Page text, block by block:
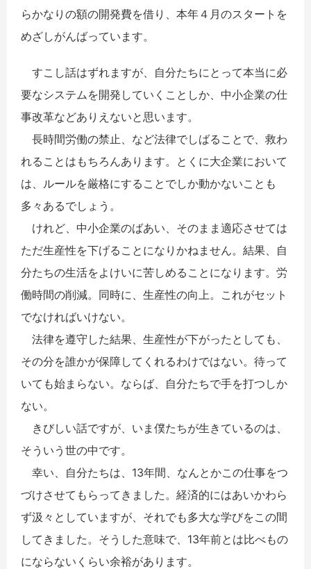
らかなりの額の開発費を借り、本年４月のスタートを
めざしがんばっています。
すこし話はずれますが、自分たちにとって本当に必
要なシステムを開発していくことしか、中小企業の仕
事改革などありえないと思います。
長時間労働の禁止、など法律でしばることで、救わ
れることはもちろんあります。とくに大企業において
は、ルールを厳格にすることでしか動かないことも
多々あるでしょう。
けれど、中小企業のばあい、そのまま適応させては
ただ生産性を下げることになりかねません。結果、自
分たちの生活をよけいに苦しめることになります。労
働時間の削減。同時に、生産性の向上。これがセット
でなければいけない。
法律を遵守した結果、生産性が下がったとしても、
その分を誰かが保障してくれるわけではない。待って
いても始まらない。ならば、自分たちで手を打つしか
ない。
きびしい話ですが、いま僕たちが生きているのは、
そういう世の中です。
幸い、自分たちは、13年間、なんとかこの仕事をつ
づけさせてもらってきました。経済的にはあいかわら
ず汲々としていますが、それでも多大な学びをこの間
してきました。そうした意味で、13年前とは比べもの
にならないくらい余裕があります。